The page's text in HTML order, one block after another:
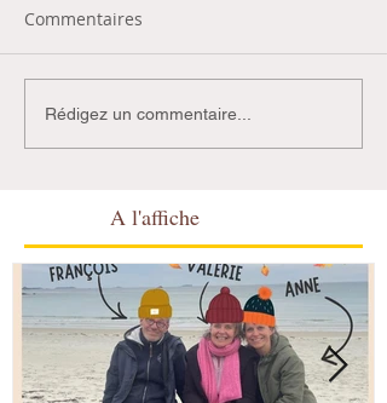
Commentaires
Rédigez un commentaire...
A l'affiche